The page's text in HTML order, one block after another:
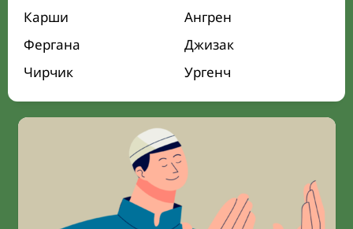
Карши
Ангрен
Фергана
Джизак
Чирчик
Ургенч